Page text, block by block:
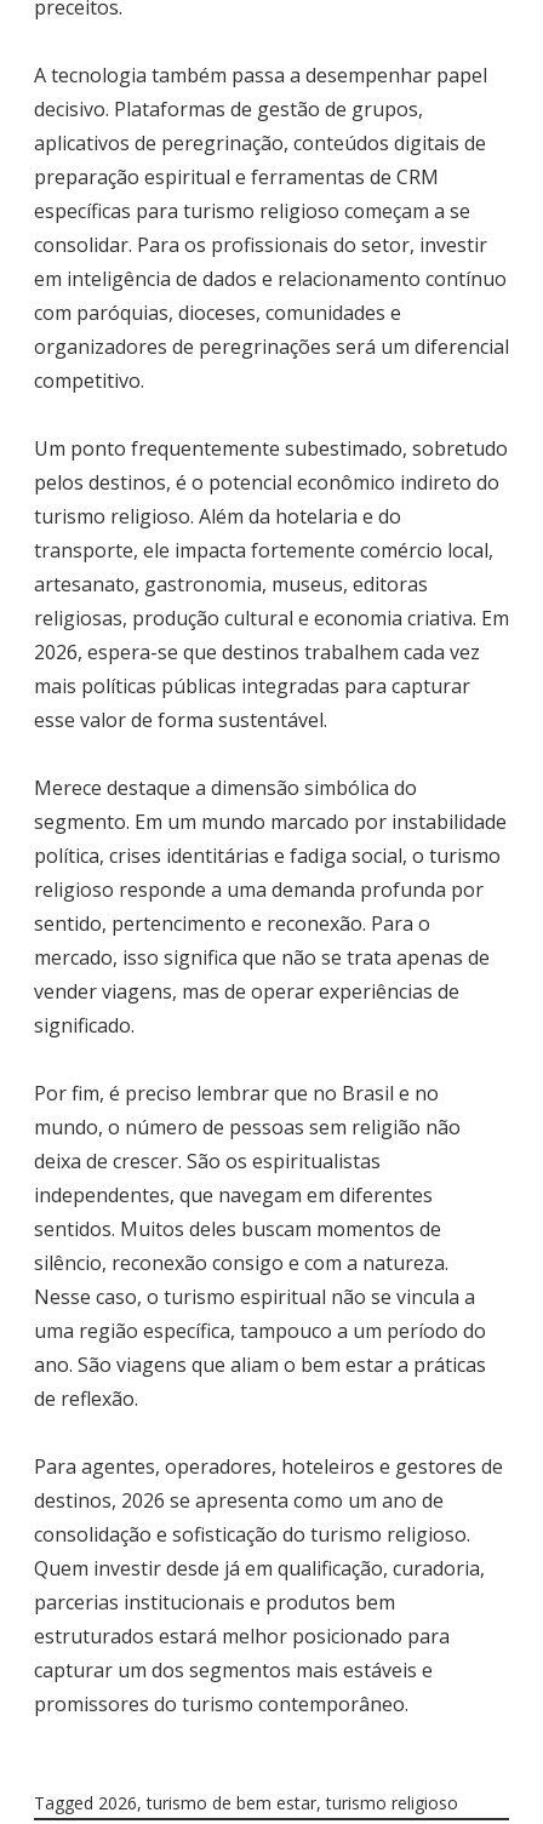
preceitos.
A tecnologia também passa a desempenhar papel
decisivo. Plataformas de gestão de grupos,
aplicativos de peregrinação, conteúdos digitais de
preparação espiritual e ferramentas de CRM
específicas para turismo religioso começam a se
consolidar. Para os profissionais do setor, investir
em inteligência de dados e relacionamento contínuo
com paróquias, dioceses, comunidades e
organizadores de peregrinações será um diferencial
competitivo.
Um ponto frequentemente subestimado, sobretudo
pelos destinos, é o potencial econômico indireto do
turismo religioso. Além da hotelaria e do
transporte, ele impacta fortemente comércio local,
artesanato, gastronomia, museus, editoras
religiosas, produção cultural e economia criativa. Em
2026, espera-se que destinos trabalhem cada vez
mais políticas públicas integradas para capturar
esse valor de forma sustentável.
Merece destaque a dimensão simbólica do
segmento. Em um mundo marcado por instabilidade
política, crises identitárias e fadiga social, o turismo
religioso responde a uma demanda profunda por
sentido, pertencimento e reconexão. Para o
mercado, isso significa que não se trata apenas de
vender viagens, mas de operar experiências de
significado.
Por fim, é preciso lembrar que no Brasil e no
mundo, o número de pessoas sem religião não
deixa de crescer. São os espiritualistas
independentes, que navegam em diferentes
sentidos. Muitos deles buscam momentos de
silêncio, reconexão consigo e com a natureza.
Nesse caso, o turismo espiritual não se vincula a
uma região específica, tampouco a um período do
ano. São viagens que aliam o bem estar a práticas
de reflexão.
Para agentes, operadores, hoteleiros e gestores de
destinos, 2026 se apresenta como um ano de
consolidação e sofisticação do turismo religioso.
Quem investir desde já em qualificação, curadoria,
parcerias institucionais e produtos bem
estruturados estará melhor posicionado para
capturar um dos segmentos mais estáveis e
promissores do turismo contemporâneo.
Tagged 2026,turismo de bem estar,turismo religioso